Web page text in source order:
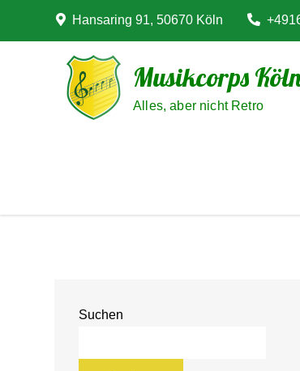
Hansaring 91, 50670 Köln
Musikcorps
Alles, aber nicht Retro
Suchen